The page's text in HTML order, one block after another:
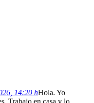
14:20 hHola. Yo
Trabajo en casa y lo